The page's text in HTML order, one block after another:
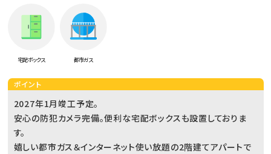
宅配ボックス 都市ガス
ポイント
2027年1月竣工予定。
安心の防犯カメラ完備。便利な宅配ボックスも設置しておりま
す。
嬉しい都市ガス＆インターネット使い放題の2階建てアパートで